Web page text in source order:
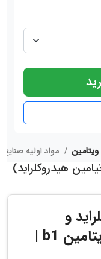
و
مونونیترات عمده | خرید ویتامین b1 |